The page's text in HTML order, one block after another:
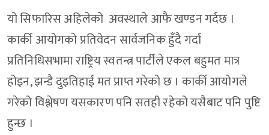
यो सिफारिस अहिलेको अवस्थाले आफै खण्डन गर्दछ ।
कार्की आयोगको प्रतिवेदन सार्वजनिक हुँदै गर्दा
प्रतिनिधिसभामा राष्ट्रिय स्वतन्त्र पार्टीले एकल बहुमत मात्र
होइन, झन्डै दुइतिहाई मत प्राप्त गरेको छ । कार्की आयोगले
गरेको विश्लेषण यसकारण पनि सतही रहेको यसैबाट पनि पुष्टि
हुन्छ ।